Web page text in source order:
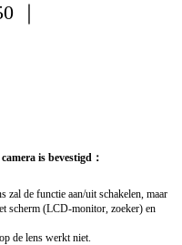
｜
is bevestigd：
zal de functie aan/uit schakelen, maar
scherm (LCD-monitor, zoeker) en
de lens werkt niet.